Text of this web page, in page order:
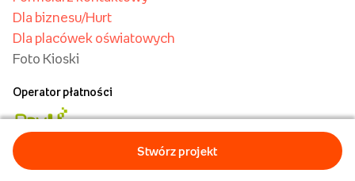
Dla biznesu/Hurt
Dla placówek oświatowych
Foto Kioski
Operator płatności